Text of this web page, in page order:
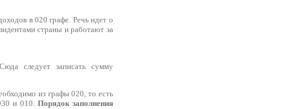
в 020 графе. Речь идет о
страны и работают за
следует записать сумму
из графы 020, то есть
и 010. Порядок заполнения